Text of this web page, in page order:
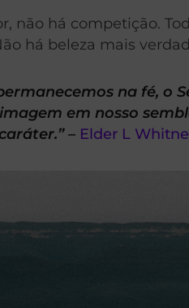
não há competição.
há beleza mais
na fé, o
em nosso
– Elder L